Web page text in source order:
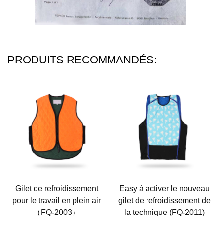
PRODUITS RECOMMANDÉS:
Gilet de refroidissement
pour le travail en plein air
（FQ-2003）
Easy à activer le nouveau
gilet de refroidissement de
la technique (FQ-2011)